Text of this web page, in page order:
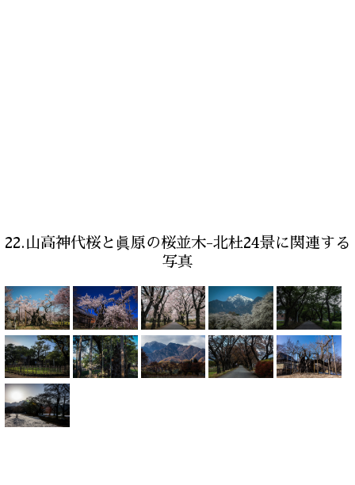
22.山高神代桜と眞原の桜並木-北杜24景に関連する
写真